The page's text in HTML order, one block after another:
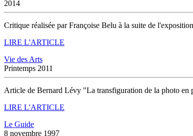
2014
Critique réalisée par Françoise Belu à la suite de
LIRE L'ARTICLE
Vie des Arts
Printemps 2011
Article de Bernard Lévy "La transfiguration de la photo en
LIRE L'ARTICLE
Le Guide
8 novembre 1997